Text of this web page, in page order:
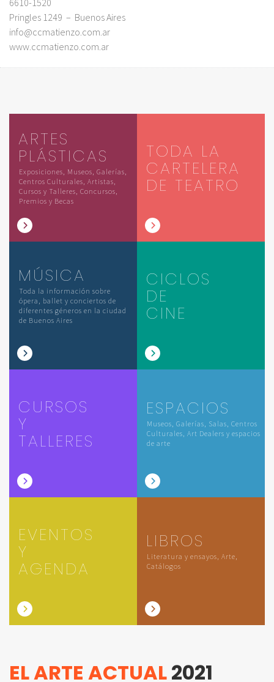
6610-1520
Pringles 1249 – Buenos Aires
info@ccmatienzo.com.ar
www.ccmatienzo.com.ar
ARTES
PLÁSTICAS
Exposiciones, Museos, Galerías,
Centros Culturales, Artistas,
Cursos y Talleres, Concursos,
Premios y Becas
TODA LA
CARTELERA
DE TEATRO
MÚSICA
Toda la información sobre
ópera, ballet y conciertos de
diferentes géneros en la ciudad
de Buenos Aires
CICLOS
DE
CINE
CURSOS
Y
TALLERES
ESPACIOS
Museos, Galerías, Salas, Centros
Culturales, Art Dealers y espacios
de arte
EVENTOS
Y
AGENDA
LIBROS
Literatura y ensayos, Arte,
Catálogos
EL ARTE ACTUAL2021